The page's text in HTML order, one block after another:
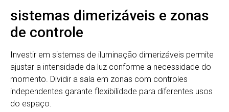
sistemas dimerizáveis e zonas
de controle
Investir em sistemas de iluminação dimerizáveis permite
ajustar a intensidade da luz conforme a necessidade do
momento. Dividir a sala em zonas com controles
independentes garante flexibilidade para diferentes usos
do espaço.